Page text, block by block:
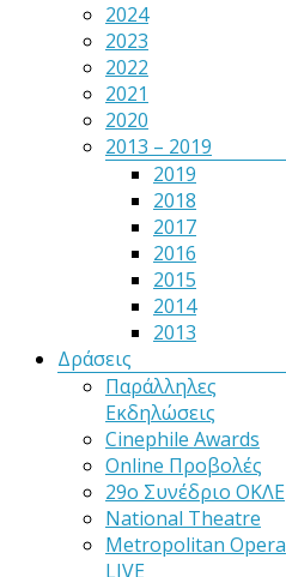
2024
2023
2022
2021
2020
2013 – 2019
2019
2018
2017
2016
2015
2014
2013
Δράσεις
Παράλληλες
Εκδηλώσεις
Cinephile Awards
Online Προβολές
29ο Συνέδριο ΟΚΛΕ
National Theatre
Metropolitan Opera
LIVE